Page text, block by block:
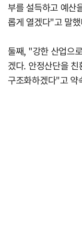
부를 설득하고 예산
롭게 열겠다"고 말
둘째, "강한 산업으
겠다. 안정산단을
구조화하겠다"고 약